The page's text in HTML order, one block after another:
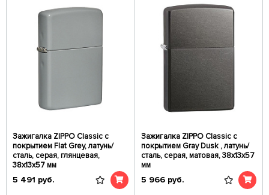
Зажигалка ZIPPO Classic с
покрытием Flat Grey, латунь/
сталь, серая, глянцевая,
38x13x57 мм
5 491 руб.
Зажигалка ZIPPO Classic с
покрытием Gray Dusk , латунь/
сталь, серая, матовая, 38x13x57
мм
5 966 руб.